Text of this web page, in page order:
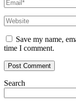
Save my name,
time I comment.
Search